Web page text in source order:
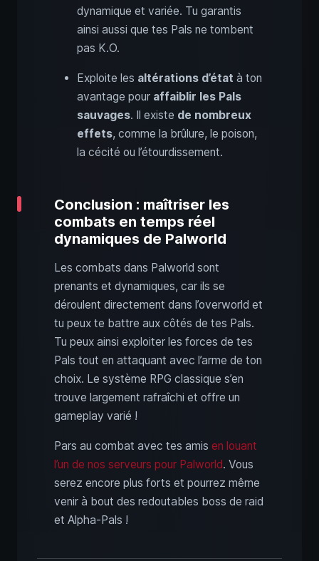
dynamique et variée. Tu garantis
ainsi aussi que tes Pals ne tombent
pas K.O.
Exploite les altérations d’état à ton
avantage pour affaiblir les Pals
sauvages. Il existe de nombreux
effets, comme la brûlure, le poison,
la cécité ou l’étourdissement.
Conclusion : maîtriser les
combats en temps réel
dynamiques de Palworld
Les combats dans Palworld sont
prenants et dynamiques, car ils se
déroulent directement dans l’overworld et
tu peux te battre aux côtés de tes Pals.
Tu peux ainsi exploiter les forces de tes
Pals tout en attaquant avec l’arme de ton
choix. Le système RPG classique s’en
trouve largement rafraîchi et offre un
gameplay varié !
Pars au combat avec tes amis en louant
l’un de nos serveurs pour Palworld. Vous
serez encore plus forts et pourrez même
venir à bout des redoutables boss de raid
et Alpha-Pals !